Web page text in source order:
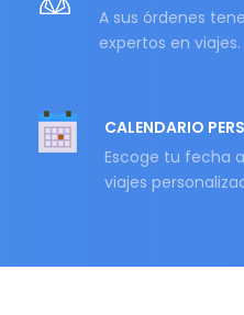
A sus órdenes
expertos en viajes.
CALENDARIO
Escoge tu fecha
viajes